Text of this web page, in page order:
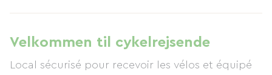
væk.
Velkommen til cykelrejsende
Local sécurisé pour recevoir les vélos et équipé